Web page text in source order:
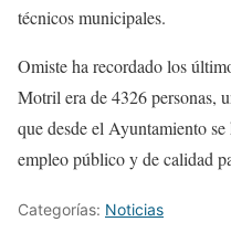
técnicos municipales.
Omiste ha recordado los
Motril era de 4326 personas,
que desde el Ayuntamiento
empleo público y de calidad
Categorías: Noticias